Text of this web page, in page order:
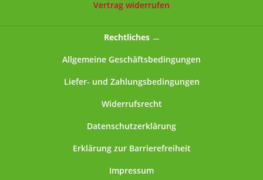
mmDurchmesser: ca. 99 mmGewicht: ca. 84 g
Vertrag widerrufen
Rechtliches
Allgemeine Geschäftsbedingungen
Liefer- und Zahlungsbedingungen
Widerrufsrecht
Datenschutzerklärung
Erklärung zur Barrierefreiheit
Impressum